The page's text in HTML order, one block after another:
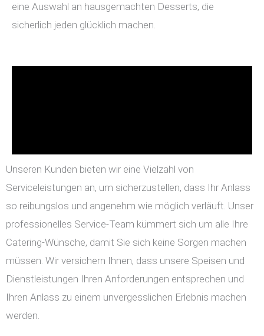
eine Auswahl an hausgemachten Desserts, die
sicherlich jeden glücklich machen.
Unseren Kunden bieten wir eine Vielzahl von
Serviceleistungen an, um sicherzustellen, dass Ihr Anlass
so reibungslos und angenehm wie möglich verläuft. Unser
professionelles Service-Team kümmert sich um alle Ihre
Catering-Wünsche, damit Sie sich keine Sorgen machen
müssen. Wir versichern Ihnen, dass unsere Speisen und
Dienstleistungen Ihren Anforderungen entsprechen und
Ihren Anlass zu einem unvergesslichen Erlebnis machen
werden.